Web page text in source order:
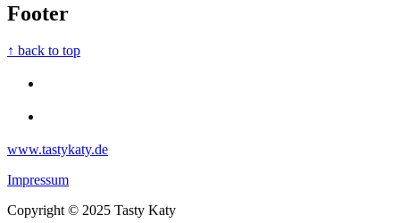
Footer
↑ back to top
www.tastykaty.de
Impressum
Copyright © 2025 Tasty Katy